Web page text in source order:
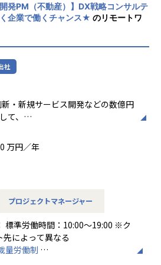
顧客折衝・スコープ設計・推進戦
です。
徴
一員としてIT部門をけん引してい
かな社風や働きやすさはそのまま
定基盤や連携から生まれるシナ
役員陣は全員エンジニア出身。
談できたりするのは、大きな安心
の「スモールSI」をコンセプトと
託開発と、
発PM（不動産）】DX戦略コンサルテ
企業で働くチャンス★ のリモートワ
社
・新規サービス開発などの数億円
、
クトの全体統括
工程までの推進責任
／優先順位調整
トロール
万円／年
プロジェクトマネージャー
準労働時間：10:00～19:00 ※ク
先によって異なる
量労働制